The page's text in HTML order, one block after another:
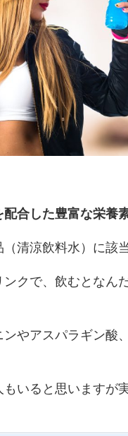
合した豊富な栄養
清涼飲料水）に該
クで、飲むとなん
やアスパラギン酸
もいると思います